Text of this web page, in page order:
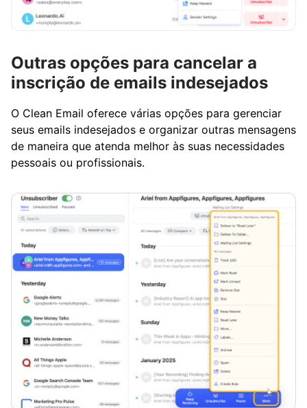
Outras opções para cancelar a
inscrição de emails indesejados
O Clean Email oferece várias opções para gerenciar
seus emails indesejados e organizar outras mensagens
de maneira que atenda melhor às suas necessidades
pessoais ou profissionais.